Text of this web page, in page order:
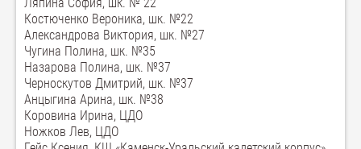
Ляпина София, шк. № 22
Костюченко Вероника, шк. №22
Александрова Виктория, шк. №27
Чугина Полина, шк. №35
Назарова Полина, шк. №37
Черноскутов Дмитрий, шк. №37
Анцыгина Арина, шк. №38
Коровина Ирина, ЦДО
Ножков Лев, ЦДО